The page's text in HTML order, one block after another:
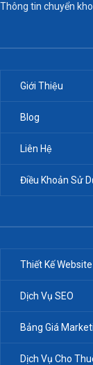
Thông tin chuyển
Giới Thiệu
Blog
Liên Hệ
Điều Khoản Sử
Thiết Kế Website
Dịch Vụ SEO
Bảng Giá
Dịch Vụ Cho